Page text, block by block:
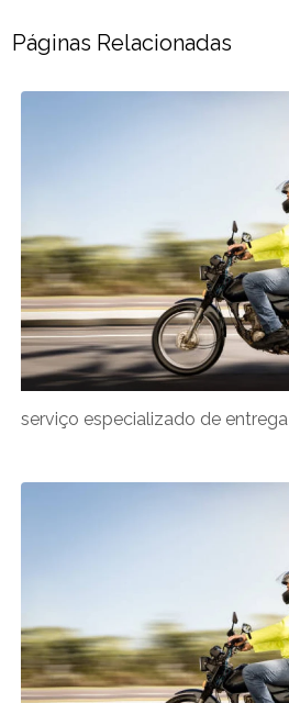
Páginas Relacionadas
serviço especializado de entrega